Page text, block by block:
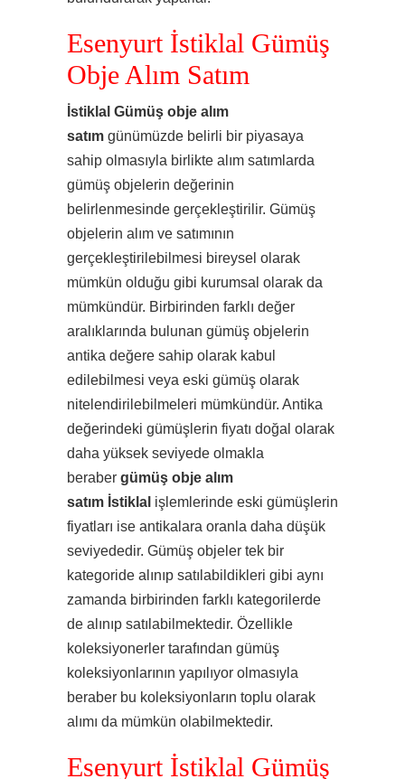
Esenyurt İstiklal Gümüş
Obje Alım Satım
İstiklal Gümüş obje alım
satım günümüzde belirli bir piyasaya
sahip olmasıyla birlikte alım satımlarda
gümüş objelerin değerinin
belirlenmesinde gerçekleştirilir. Gümüş
objelerin alım ve satımının
gerçekleştirilebilmesi bireysel olarak
mümkün olduğu gibi kurumsal olarak da
mümkündür. Birbirinden farklı değer
aralıklarında bulunan gümüş objelerin
antika değere sahip olarak kabul
edilebilmesi veya eski gümüş olarak
nitelendirilebilmeleri mümkündür. Antika
değerindeki gümüşlerin fiyatı doğal olarak
daha yüksek seviyede olmakla
beraber gümüş obje alım
satım İstiklal işlemlerinde eski gümüşlerin
fiyatları ise antikalara oranla daha düşük
seviyededir. Gümüş objeler tek bir
kategoride alınıp satılabildikleri gibi aynı
zamanda birbirinden farklı kategorilerde
de alınıp satılabilmektedir. Özellikle
koleksiyonerler tarafından gümüş
koleksiyonlarının yapılıyor olmasıyla
beraber bu koleksiyonların toplu olarak
alımı da mümkün olabilmektedir.
Esenyurt İstiklal Gümüş